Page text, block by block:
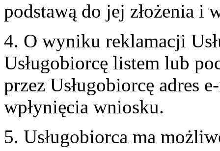
podstawą do jej złożenia i
4. O wyniku reklamacji
Usługobiorcę listem lub
przez Usługobiorcę adres
wpłynięcia wniosku.
5. Usługobiorca ma